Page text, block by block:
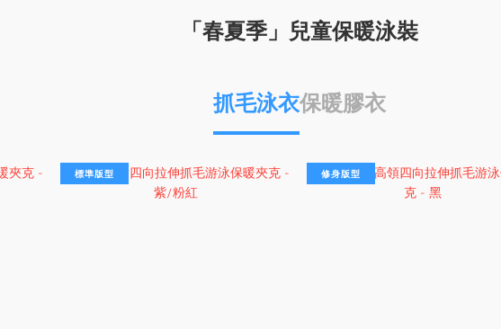
「春夏季」兒童保暖泳裝
抓毛泳衣保暖膠衣
標準版型 修身版型